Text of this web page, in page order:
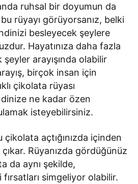
ruhsal bir doyumun da
rüyayı görüyorsanız, belki
besleyecek şeylere
Hayatınıza daha fazla
arayışında olabilir
birçok insan için
çikolata rüyası
ne kadar özen
isteyebilirsiniz.
açtığınızda içinden
Rüyanızda gördüğünüz
da aynı şekilde,
fırsatları simgeliyor olabilir.